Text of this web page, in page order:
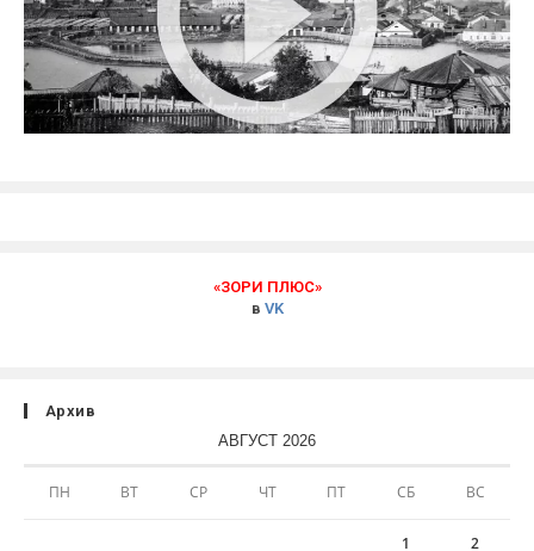
«ЗОРИ ПЛЮС»
в VK
Архив
АВГУСТ 2026
ПН ВТ СР ЧТ ПТ СБ ВС
1 2